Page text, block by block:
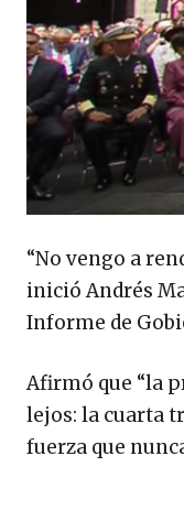
“No vengo a
inició Andrés
Informe de
Afirmó que “la
lejos: la cuarta
fuerza que